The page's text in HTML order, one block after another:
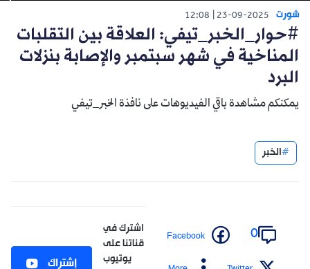
شورت 23-09-2025
12:08
#حوار_الخبر_تيفي: العلاقة بين التقلبات
المناخية في شهر سبتمبر والإصابة بنزلات
البرد
يمكنكم مشاهدة باقي الفيديوهات على نافذة الخبر_تيفي
الخبر
0
Facebook
اشترك في
قناتنا على
يوتيوب
إشتراك